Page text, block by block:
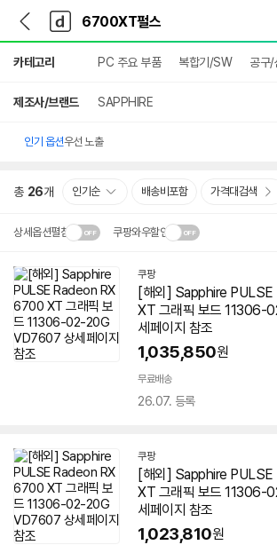
다
나
와
가
기
다
와
메
인
카테고리 PC 주요 부품 복합기/SW 공구/
제조사/브랜드 SAPPHIRE
인기 옵션우선 노출
총 26개 인기순 배송비포함 가격대검색
상세옵션펼침 쿠팡와우할인
설치 환경·지역에 따라
배송·설치비가 달라집니다.닫
기
쿠팡
[해외] Sapphire
XT 그래픽 보드 11306-
세페이지 참조
1,035,850원
무료배송
26.07. 등록
쿠팡
[해외] Sapphire
XT 그래픽 보드 11306-
세페이지 참조
1,023,810원